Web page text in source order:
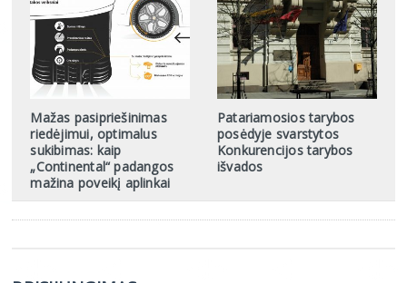
Mažas pasipriešinimas
riedėjimui, optimalus
sukibimas: kaip
„Continental“ padangos
mažina poveikį aplinkai
Patariamosios tarybos
posėdyje svarstytos
Konkurencijos tarybos
išvados